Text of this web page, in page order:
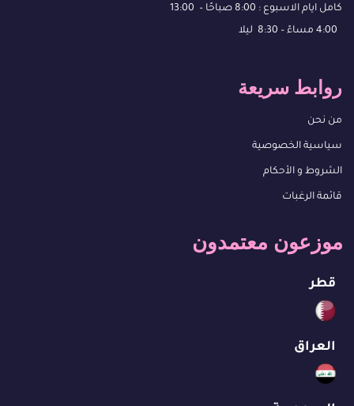
كامل ايام الاسبوع : 8:00 صباحًا – 13:00
روابط سريعة
من نحن
سياسية الخصوصية
الشروط و الأحكام
قائمة الرغبات
موزعون معتمدون
قطر
العراق